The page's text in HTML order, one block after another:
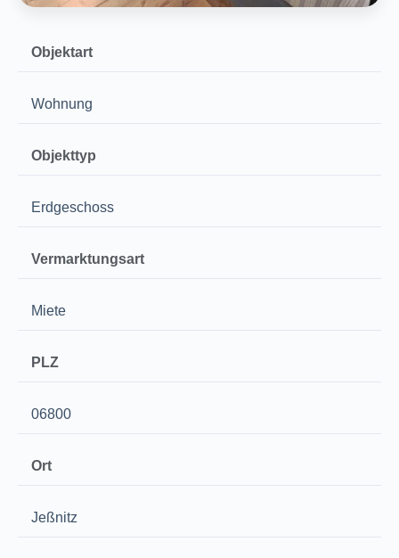
Objektart
Wohnung
Objekttyp
Erdgeschoss
Vermarktungsart
Miete
PLZ
06800
Ort
Jeßnitz